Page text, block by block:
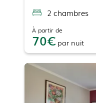
2 chambres
À partir de
70 par nuit